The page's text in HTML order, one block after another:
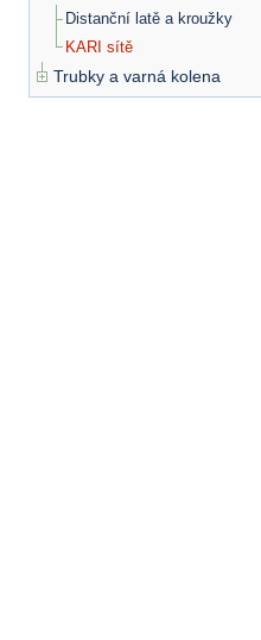
Distanční latě a kroužky
KARI sítě
Trubky a varná kolena